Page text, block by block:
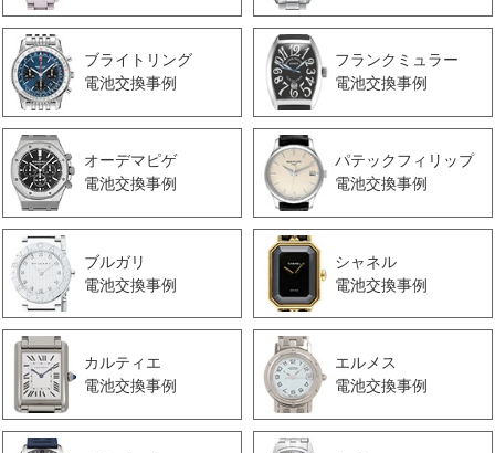
ブライトリング
電池交換事例
フランクミュラー
電池交換事例
オーデマピゲ
電池交換事例
パテックフィリップ
電池交換事例
ブルガリ
電池交換事例
シャネル
電池交換事例
カルティエ
電池交換事例
エルメス
電池交換事例